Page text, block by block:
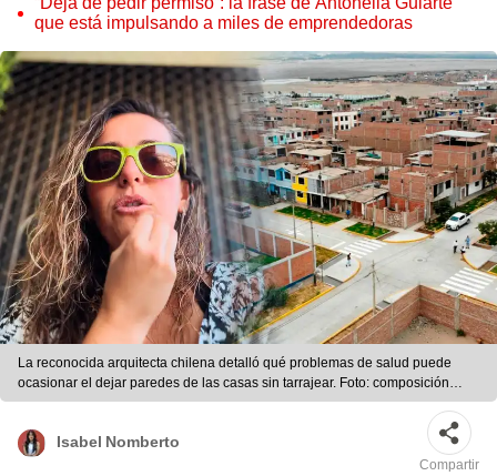
que está impulsando a miles de emprendedoras
La reconocida arquitecta chilena detalló qué problemas de salud puede
ocasionar el dejar paredes de las casas sin tarrajear. Foto: composición
LR/Arquitecta Fran/Peruconstruye
Isabel Nomberto
Compartir